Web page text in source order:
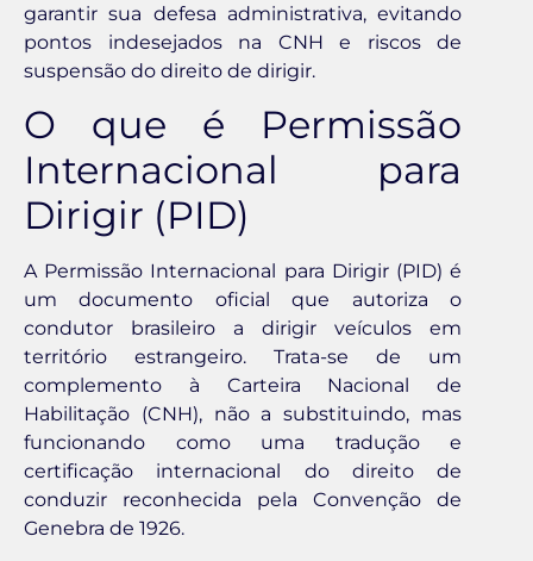
garantir sua defesa administrativa, evitando
pontos indesejados na CNH e riscos de
suspensão do direito de dirigir.
O que é Permissão
Internacional para
Dirigir (PID)
A Permissão Internacional para Dirigir (PID) é
um documento oficial que autoriza o
condutor brasileiro a dirigir veículos em
território estrangeiro. Trata-se de um
complemento à Carteira Nacional de
Habilitação (CNH), não a substituindo, mas
funcionando como uma tradução e
certificação internacional do direito de
conduzir reconhecida pela Convenção de
Genebra de 1926.